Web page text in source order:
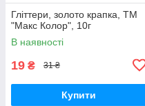
Гліттери, золото крапка, ТМ
"Макс Колор", 10г
В наявності
19 ₴ 31 ₴
Купити